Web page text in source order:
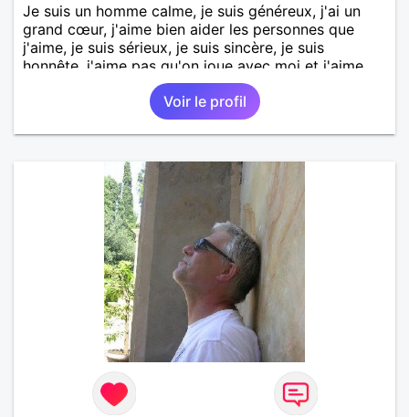
Je suis un homme calme, je suis généreux, j'ai un
grand cœur, j'aime bien aider les personnes que
j'aime, je suis sérieux, je suis sincère, je suis
honnête, j'aime pas qu'on joue avec moi et j'aime
pas les mensonges. Je cherche une relation
amoureuse et sérieuse.Voir le profil